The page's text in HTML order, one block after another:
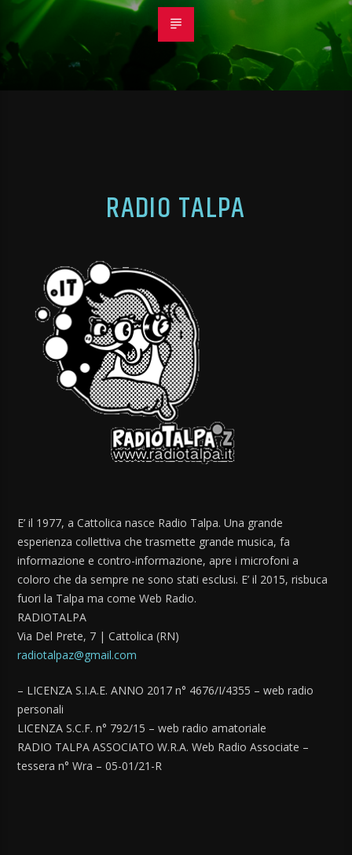
RADIO TALPA
E’ il 1977, a Cattolica nasce Radio Talpa. Una grande
esperienza collettiva che trasmette grande musica, fa
informazione e contro-informazione, apre i microfoni a
coloro che da sempre ne sono stati esclusi. E’ il 2015, risbuca
fuori la Talpa ma come Web Radio.
RADIOTALPA
Via Del Prete, 7 | Cattolica (RN)
radiotalpaz@gmail.com
– LICENZA S.I.A.E. ANNO 2017 n° 4676/I/4355 – web radio
personali
LICENZA S.C.F. n° 792/15 – web radio amatoriale
RADIO TALPA ASSOCIATO W.R.A. Web Radio Associate –
tessera n° Wra – 05-01/21-R